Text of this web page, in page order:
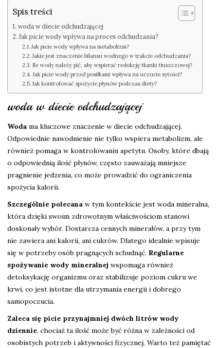
Spis treści
woda w diecie odchudzającej
Jak picie wody wpływa na proces odchudzania?
Jak picie wody wpływa na metabolizm?
Jakie jest znaczenie bilansu wodnego w trakcie odchudzania?
Ile wody należy pić, aby wspierać redukcję tkanki tłuszczowej?
Jak picie wody przed posiłkami wpływa na uczucie sytości?
Jak kontrolować spożycie płynów podczas diety?
woda w diecie odchudzającej
Woda ma kluczowe znaczenie w diecie odchudzającej.
Odpowiednie nawodnienie nie tylko wspiera metabolizm, ale
również pomaga w kontrolowaniu apetytu. Osoby, które dbają
o odpowiednią ilość płynów, często zauważają mniejsze
pragnienie jedzenia, co może prowadzić do ograniczenia
spożycia kalorii.
Szczególnie polecana w tym kontekście jest woda mineralna,
która dzięki swoim zdrowotnym właściwościom stanowi
doskonały wybór. Dostarcza cennych minerałów, a przy tym
nie zawiera ani kalorii, ani cukrów. Dlatego idealnie wpisuje
się w potrzeby osób pragnących schudnąć. Regularne
spożywanie wody mineralnej wspomaga również
detoksykację organizmu oraz stabilizuje poziom cukru we
krwi, co jest istotne dla utrzymania energii i dobrego
samopoczucia.
Zaleca się picie przynajmniej dwóch litrów wody
dziennie, chociaż ta ilość może być różna w zależności od
osobistych potrzeb i aktywności fizycznej. Warto też pamiętać